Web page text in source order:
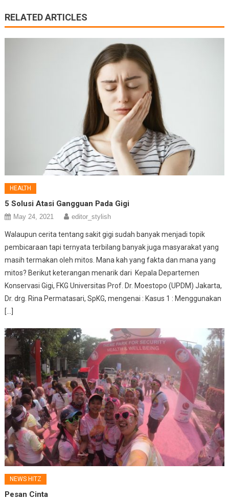
RELATED ARTICLES
HEALTH
5 Solusi Atasi Gangguan Pada Gigi
May 24, 2021 editor_stylish
Walaupun cerita tentang sakit gigi sudah banyak menjadi topik
pembicaraan tapi ternyata terbilang banyak juga masyarakat yang
masih termakan oleh mitos. Mana kah yang fakta dan mana yang
mitos? Berikut keterangan menarik dari Kepala Departemen
Konservasi Gigi, FKG Universitas Prof. Dr. Moestopo (UPDM) Jakarta,
Dr. drg. Rina Permatasari, SpKG, mengenai : Kasus 1 : Menggunakan
[…]
NEWS HITZ
Pesan Cinta